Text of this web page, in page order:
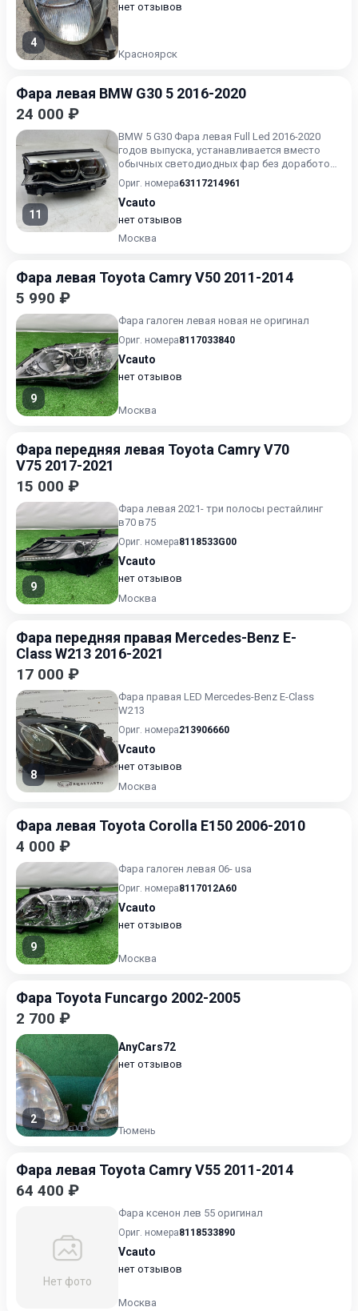
4
нет отзывов
Красноярск
Фара левая BMW G30 5 2016-2020
24 000 ₽
11
BMW 5 G30 Фара левая Full Led 2016-2020
годов выпуска, устанавливается вместо
обычных светодиодных фар без доработок
фишка в фишку
Ориг. номера63117214961
Vcauto
нет отзывов
Москва
Фара левая Toyota Camry V50 2011-2014
5 990 ₽
9
Фара галоген левая новая не оригинал
Ориг. номера8117033840
Vcauto
нет отзывов
Москва
Фара передняя левая Toyota Camry V70
V75 2017-2021
15 000 ₽
9
Фара левая 2021- три полосы рестайлинг
в70 в75
Ориг. номера8118533G00
Vcauto
нет отзывов
Москва
Фара передняя правая Mercedes-Benz E-
Class W213 2016-2021
17 000 ₽
8
Фара правая LED Mercedes-Benz E-Class
W213
Ориг. номера213906660
Vcauto
нет отзывов
Москва
Фара левая Toyota Corolla E150 2006-2010
4 000 ₽
9
Фара галоген левая 06- usa
Ориг. номера8117012A60
Vcauto
нет отзывов
Москва
Фара Toyota Funcargo 2002-2005
2 700 ₽
2
AnyCars72
нет отзывов
Тюмень
Фара левая Toyota Camry V55 2011-2014
64 400 ₽
Нет фото
Фара ксенон лев 55 оригинал
Ориг. номера8118533890
Vcauto
нет отзывов
Москва